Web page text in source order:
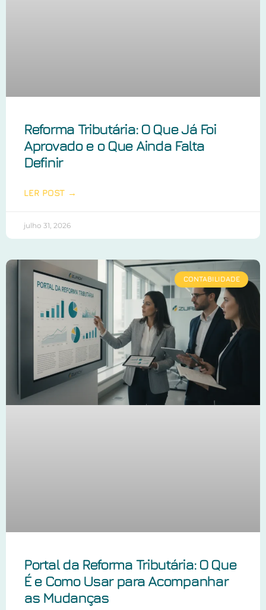
Reforma Tributária: O Que Já Foi
Aprovado e o Que Ainda Falta
Definir
LER POST →
julho 31, 2026
CONTABILIDADE
Portal da Reforma Tributária: O Que
É e Como Usar para Acompanhar
as Mudanças